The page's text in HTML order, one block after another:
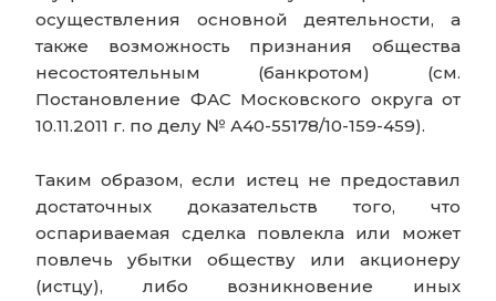
осуществления основной деятельности, а
также возможность признания общества
несостоятельным (банкротом) (см.
Постановление ФАС Московского округа от
10.11.2011 г. по делу № А40-55178/10-159-459).
Таким образом, если истец не предоставил
достаточных доказательств того, что
оспариваемая сделка повлекла или может
повлечь убытки обществу или акционеру
(истцу), либо возникновение иных